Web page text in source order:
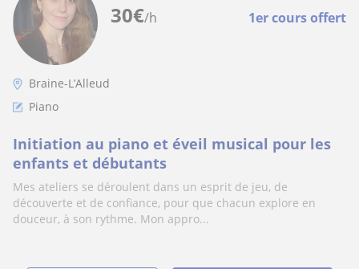
30€/h 1er cours offert
Braine-L’Alleud
Piano
Initiation au piano et éveil musical pour les
enfants et débutants
Mes ateliers se déroulent dans un esprit de jeu, de
découverte et de confiance, pour que chacun explore en
douceur, à son rythme. Mon appro...